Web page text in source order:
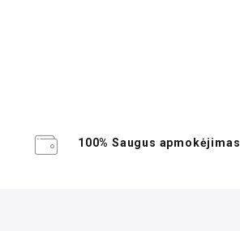
100% Saugus apmokėjimas